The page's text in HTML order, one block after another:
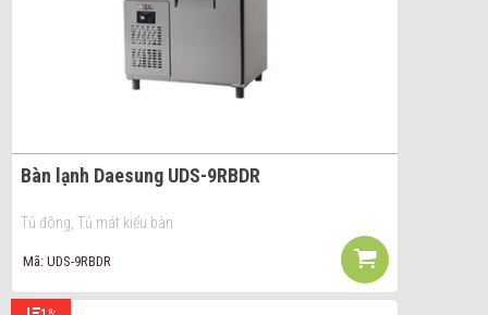
Bàn lạnh Daesung UDS-9RBDR
Tủ đông, Tủ mát kiểu bàn
Mã: UDS-9RBDR